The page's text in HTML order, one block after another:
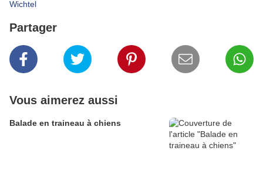
Wichtel
Partager
Vous aimerez aussi
Balade en traineau à chiens